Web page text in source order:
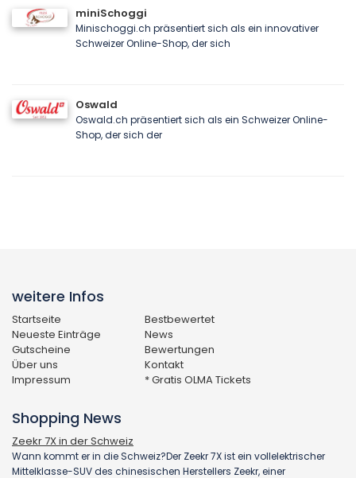
miniSchoggi
Minischoggi.ch präsentiert sich als ein innovativer
Schweizer Online-Shop, der sich
Oswald
Oswald.ch präsentiert sich als ein Schweizer Online-
Shop, der sich der
weitere Infos
Startseite
Bestbewertet
Neueste Einträge
News
Gutscheine
Bewertungen
Über uns
Kontakt
Impressum
* Gratis OLMA Tickets
Shopping News
Zeekr 7X in der Schweiz
Wann kommt er in die Schweiz?Der Zeekr 7X ist ein vollelektrischer
Mittelklasse-SUV des chinesischen Herstellers Zeekr, einer